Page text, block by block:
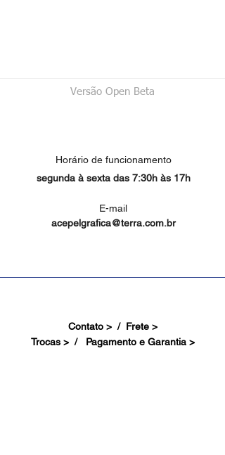
Versão Open Beta
Horário de funcionamento
segunda à sexta das 7:30h às 17h
E-mail
acepelgrafica@terra.com.br
Contato > / Frete >
Trocas > / Pagamento e Garantia >